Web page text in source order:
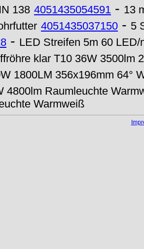
138 4051435054591 - 13
4051435037150 - 5
- LED Streifen 5m 60
klar T10 36W 3500lm
1800LM 356x196mm 64°
4800lm Raumleuchte
Warmweiß